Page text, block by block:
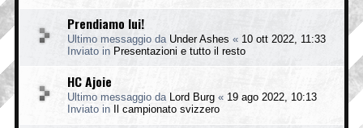
Prendiamo lui!
Ultimo messaggio da Under Ashes « 10 ott 2022, 11:33
Inviato in Presentazioni e tutto il resto
HC Ajoie
Ultimo messaggio da Lord Burg « 19 ago 2022, 10:13
Inviato in
Il campionato svizzero